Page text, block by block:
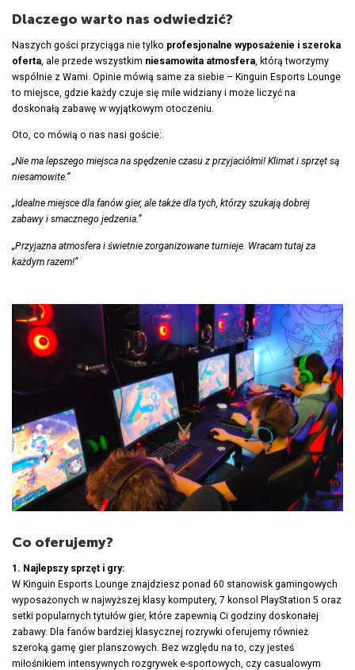
Dlaczego warto nas odwiedzić?
Naszych gości przyciąga nie tylko profesjonalne wyposażenie i szeroka
oferta, ale przede wszystkim niesamowita atmosfera, którą tworzymy
wspólnie z Wami. Opinie mówią same za siebie – Kinguin Esports Lounge
to miejsce, gdzie każdy czuje się mile widziany i może liczyć na
doskonałą zabawę w wyjątkowym otoczeniu.
Oto, co mówią o nas nasi goście:
„Nie ma lepszego miejsca na spędzenie czasu z przyjaciółmi! Klimat i sprzęt są
niesamowite.”
„Idealne miejsce dla fanów gier, ale także dla tych, którzy szukają dobrej
zabawy i smacznego jedzenia.”
„Przyjazna atmosfera i świetnie zorganizowane turnieje. Wracam tutaj za
każdym razem!”
Co oferujemy?
1. Najlepszy sprzęt i gry:
W Kinguin Esports Lounge znajdziesz ponad 60 stanowisk gamingowych
wyposażonych w najwyższej klasy komputery, 7 konsol PlayStation 5 oraz
setki popularnych tytułów gier, które zapewnią Ci godziny doskonałej
zabawy. Dla fanów bardziej klasycznej rozrywki oferujemy również
szeroką gamę gier planszowych. Bez względu na to, czy jesteś
miłośnikiem intensywnych rozgrywek e-sportowych, czy casualowym